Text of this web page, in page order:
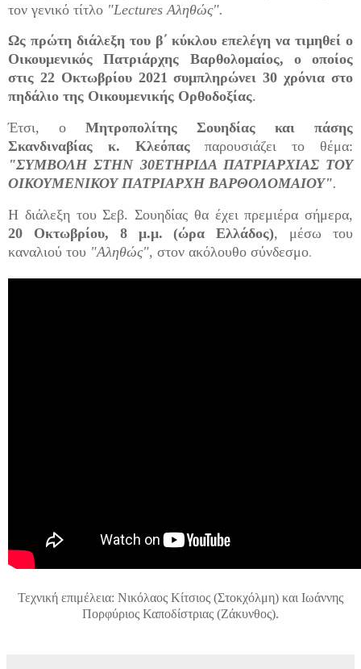
τον γενικό τίτλο "Lectures Αληθώς".
Ως πρώτη διάλεξη του β΄ κύκλου επελέγη να τιμηθεί ο
Οικουμενικός Πατριάρχης Βαρθολομαίος, ο οποίος
στις 22 Οκτωβρίου 2021 συμπληρώνει 30 χρόνια στο
πηδάλιο της Οικουμενικής Ορθοδοξίας.
Έτσι, ο Μητροπολίτης Σουηδίας και πάσης
Σκανδιναβίας κ. Κλεόπαςπαρουσιάζει το θέμα:
"ΣΥΜΒΟΛΗ ΣΤΗΝ 30ΕΤΗΡΙΔΑ ΠΑΤΡΙΑΡΧΙΑΣ ΤΟΥ
ΟΙΚΟΥΜΕΝΙΚΟΥ ΠΑΤΡΙΑΡΧΗ ΒΑΡΘΟΛΟΜΑΙΟΥ".
Η διάλεξη του Σεβ. Σουηδίας θα έχει πρεμιέρα σήμερα,
20 Οκτωβρίου, 8 μ.μ. (ώρα Ελλάδος), μέσω του
καναλιού του "Αληθώς", στον ακόλουθο σύνδεσμο.
Τεχνική επιμέλεια: Νικόλαος Κίτσιος (Στοκχόλμη) και Ιωάννης
Πορφύριος Καποδίστριας (Ζάκυνθος).